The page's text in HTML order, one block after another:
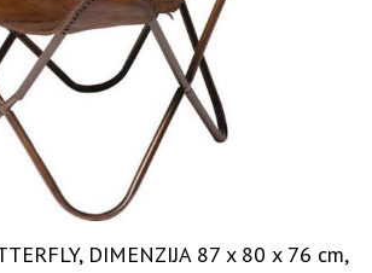
DIMENZIJA 87 x 80 x 76 cm,